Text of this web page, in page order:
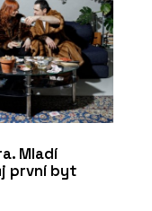
Mladí
první byt